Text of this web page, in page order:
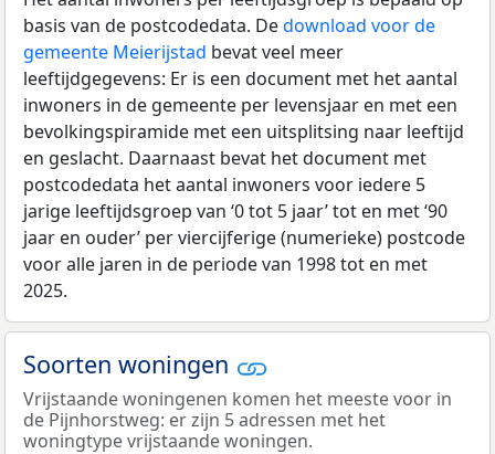
basis van de postcodedata. Dedownload voor de
gemeente Meierijstad bevat veel meer
leeftijdgegevens: Er is een document met het aantal
inwoners in de gemeente per levensjaar en met een
bevolkingspiramide met een uitsplitsing naar leeftijd
en geslacht. Daarnaast bevat het document met
postcodedata het aantal inwoners voor iedere 5
jarige leeftijdsgroep van ‘0 tot 5 jaar’ tot en met ‘90
jaar en ouder’ per viercijferige (numerieke) postcode
voor alle jaren in de periode van 1998 tot en met
2025.
Soorten woningen
Vrijstaande woningenen komen het meeste voor in
de Pijnhorstweg: er zijn 5 adressen met het
woningtype vrijstaande woningen.